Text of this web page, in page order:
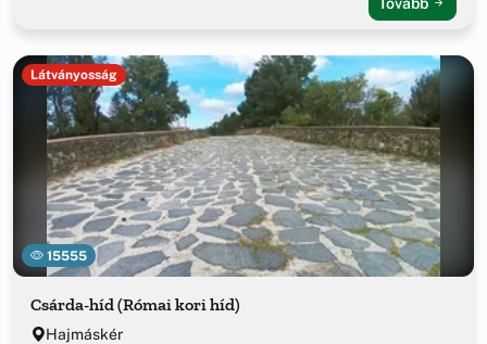
15555
Látványosság
Csárda-híd (Római kori híd)
Hajmáskér